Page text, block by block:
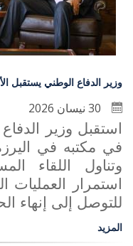
وزير الدفاع الوطني يستقبل
استقبل وزير
في مكتبه في
وتناول اللقاء
استمرار العمليات
للتوصل إلى إنهاء
المزيد